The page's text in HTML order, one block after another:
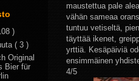
maustettua pale
vähän sameaa
tuntuu vetiseltä,
täyttää ikenet,
yrttiä. Kesäpäiviä
ensimmäinen
4/5
)
( 3 )
Original
Bier für